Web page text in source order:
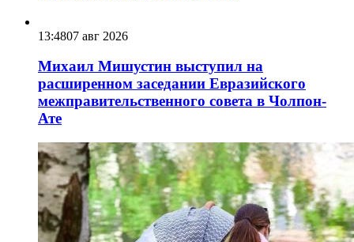
13:4807 авг 2026
Михаил Мишустин выступил на
расширенном заседании Евразийского
межправительственного совета в Чолпон-
Ате